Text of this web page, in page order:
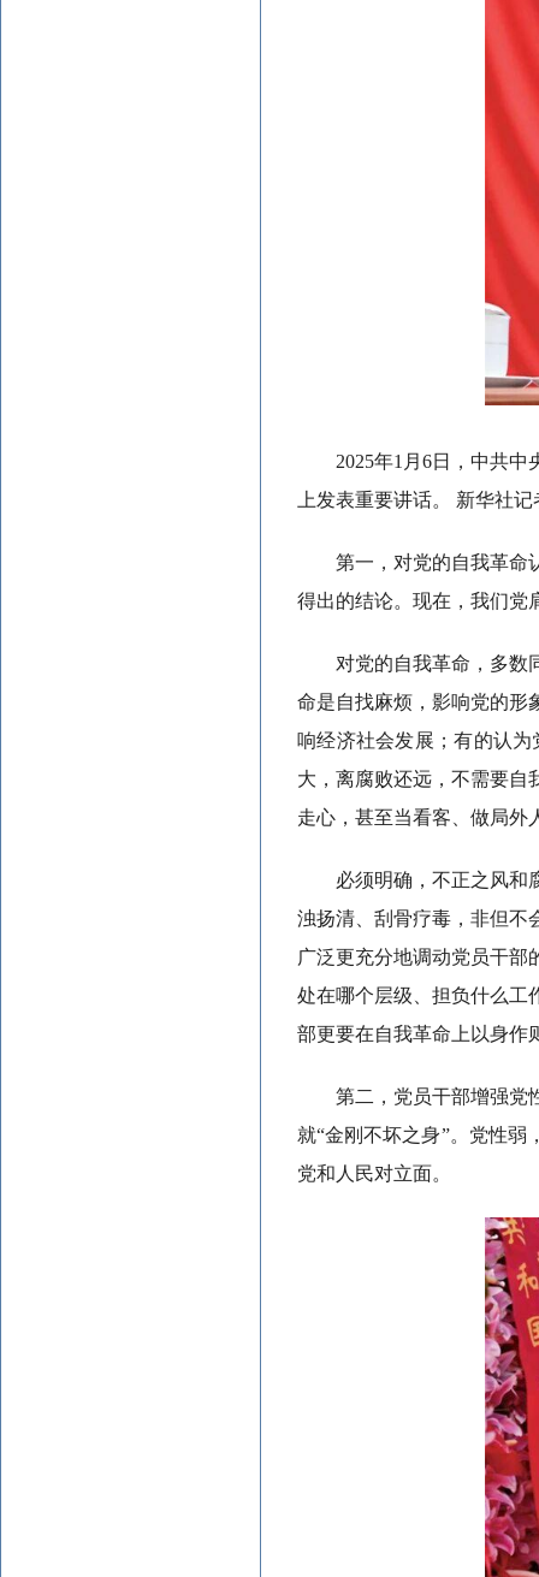
2025年1月6日，中共
上发表重要讲话。 新华社
第一，对党的自我革命
得出的结论。现在，我们党
对党的自我革命，多数
命是自找麻烦，影响党的形
响经济社会发展；有的认
大，离腐败还远，不需要自
走心，甚至当看客、做局外
必须明确，不正之风和
浊扬清、刮骨疗毒，非但不
广泛更充分地调动党员干部
处在哪个层级、担负什么工
部更要在自我革命上以身作
第二，党员干部增强党
就“金刚不坏之身”。党性
党和人民对立面。